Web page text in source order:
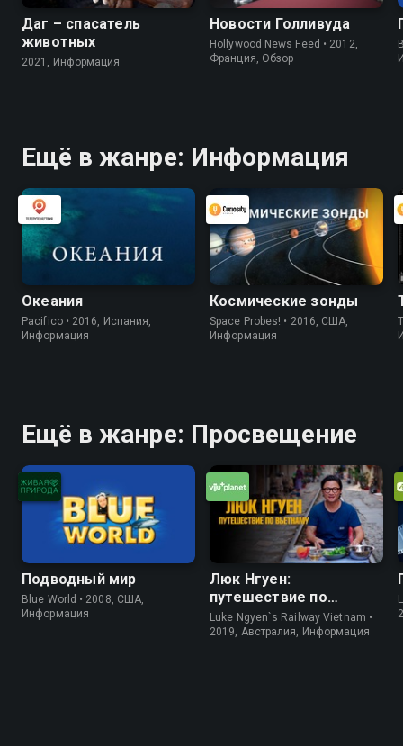
Даг – спасатель
животных
2021, Информация
Новости Голливуда
Hollywood News Feed • 2012,
Франция, Обзор
Ещё в жанре: Информация
Океания
Pacifico • 2016, Испания,
Информация
Космические зонды
Space Probes! • 2016, США,
Информация
Ещё в жанре: Просвещение
Подводный мир
Blue World • 2008, США,
Информация
Люк Нгуен:
путешествие по
Вьетнаму
Luke Ngyen`s Railway Vietnam •
2019, Австралия, Информация